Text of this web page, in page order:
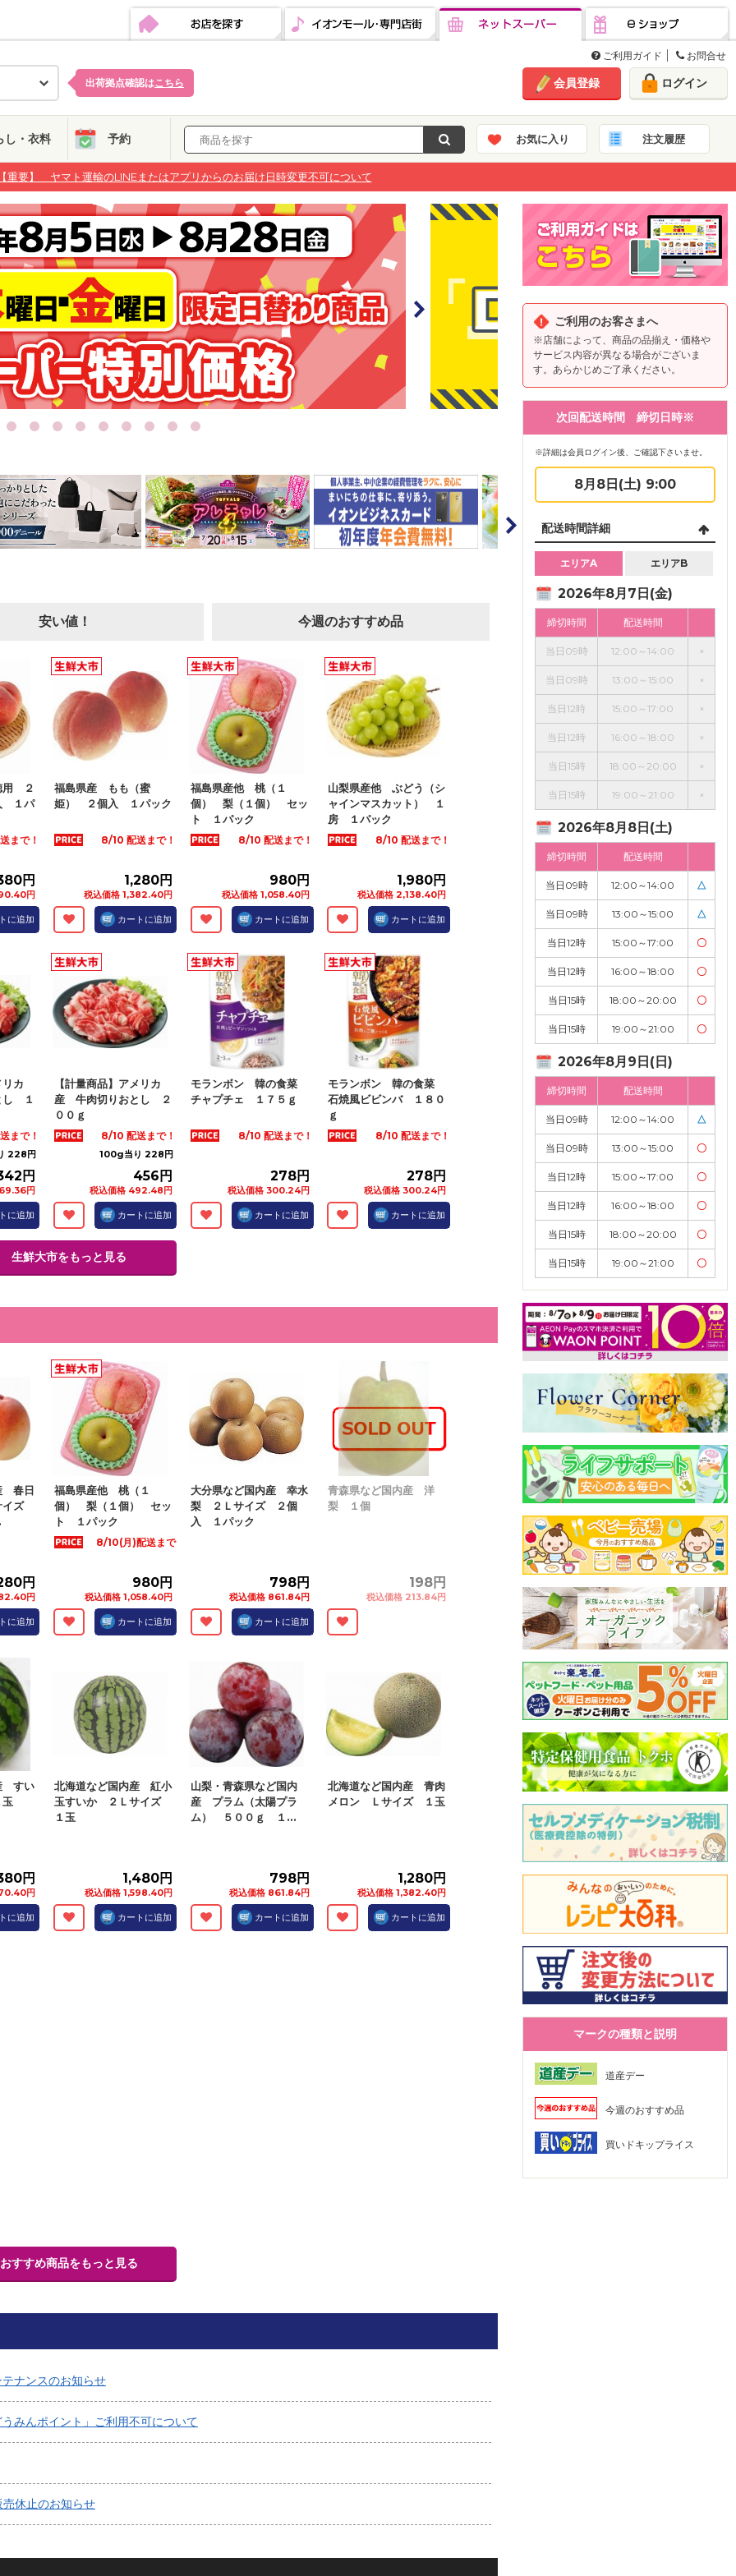
eショップ
ご利用ガイド お問合せ
出荷拠点確認はこちら 会員登録 ログイン
し・衣料 予約 お気に入り 注文履歴
重要】 ヤマト運輸のLINEまたはアプリからのお届け日時変更不可について
重要】 ヤマト運輸のLINEまたはアプリからのお届け日時変更不可について
重要】 ヤマト運輸のLINEまたはアプリからのお届け日時変更不可について
安い値！ 今週のおすすめ品
用 ２
１パ
まで！
円
円
に追加
福島県産 もも（蜜
姫） ２個入 １パック
8/10 配送まで！
1,280円
税込価格 1,382.40円
カートに追加
福島県産他 桃（１
個） 梨（１個） セッ
ト １パック
8/10 配送まで！
980円
税込価格 1,058.40円
カートに追加
山梨県産他 ぶどう（シ
ャインマスカット） １
房 １パック
8/10 配送まで！
1,980円
税込価格 2,138.40円
カートに追加
カ
し １
まで！
228円
円
円
に追加
【計量商品】アメリカ
産 牛肉切りおとし ２
００ｇ
8/10 配送まで！
100g当り 228円
456円
税込価格 492.48円
カートに追加
モランボン 韓の食菜
チャプチェ １７５ｇ
8/10 配送まで！
278円
税込価格 300.24円
カートに追加
モランボン 韓の食菜
石焼風ビビンバ １８０
ｇ
8/10 配送まで！
278円
税込価格 300.24円
カートに追加
生鮮大市をもっと見る
春日
イズ
円
円
に追加
福島県産他 桃（１
個） 梨（１個） セッ
ト １パック
8/10(月)配送まで
980円
税込価格 1,058.40円
カートに追加
大分県など国内産 幸水
梨 ２Ｌサイズ ２個
入 １パック
798円
税込価格 861.84円
カートに追加
青森県など国内産 洋
梨 １個
198円
税込価格 213.84円
すい
円
円
に追加
北海道など国内産 紅小
玉すいか ２Ｌサイズ
１玉
1,480円
税込価格 1,598.40円
カートに追加
山梨・青森県など国内
産 プラム（太陽プラ
ム） ５００ｇ １...
798円
税込価格 861.84円
カートに追加
北海道など国内産 青肉
メロン Ｌサイズ １玉
1,280円
税込価格 1,382.40円
カートに追加
おすすめ商品をもっと見る
ナンスのお知らせ
んポイント」ご利用不可について
休止のお知らせ
ご利用のお客さまへ
※店舗によって、商品の品揃え・価格や
サービス内容が異なる場合がございま
す。あらかじめご了承ください。
次回配送時間 締切日時※
※詳細は会員ログイン後、ご確認下さいませ。
8月8日(土) 9:00
配送時間詳細
エリアA エリアB
2026年8月7日(金)
締切時間 配送時間
当日09時 12:00～14:00 ×
当日09時 13:00～15:00 ×
当日12時 15:00～17:00 ×
当日12時 16:00～18:00 ×
当日15時 18:00～20:00 ×
当日15時 19:00～21:00 ×
2026年8月8日(土)
締切時間 配送時間
当日09時 12:00～14:00 △
当日09時 13:00～15:00 △
当日12時 15:00～17:00 〇
当日12時 16:00～18:00 〇
当日15時 18:00～20:00 〇
当日15時 19:00～21:00 〇
2026年8月9日(日)
締切時間 配送時間
当日09時 12:00～14:00 △
当日09時 13:00～15:00 〇
当日12時 15:00～17:00 〇
当日12時 16:00～18:00 〇
当日15時 18:00～20:00 〇
当日15時 19:00～21:00 〇
マークの種類と説明
道産デー
今週のおすすめ品
買いドキップライス